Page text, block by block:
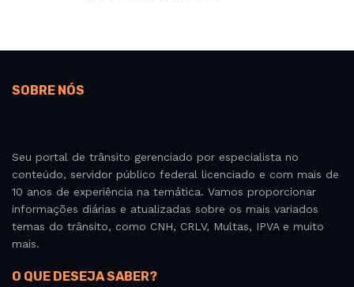
SOBRE NÓS
Seu portal de trânsito gerenciado por especialista no
conteúdo, servidor público federal licenciado e com mais de
10 anos de experiência na temática. Vamos proporcionar
informações diárias e atualizadas sobre os mais variados
temas do trânsito, como CNH, CRLV, Multas, IPVA e muito
mais.
O QUE DESEJA SABER?